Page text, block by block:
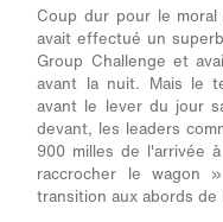
Coup dur pour le
avait effectué un
Group Challenge et
avant la nuit. Mais le
avant le lever du jour
devant, les leaders
900 milles de l'arrivée
raccrocher le wagon
transition aux abords